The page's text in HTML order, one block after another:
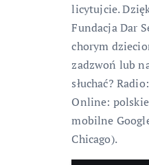
licytujcie.
Fundacja Dar
chorym
zadzwoń lub
słuchać?
Online:
mobilne
Chicago).